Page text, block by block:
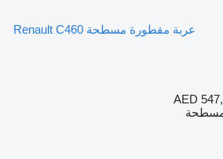
عربة مقطورة مسطحة Renault C460
AED
مسطحة